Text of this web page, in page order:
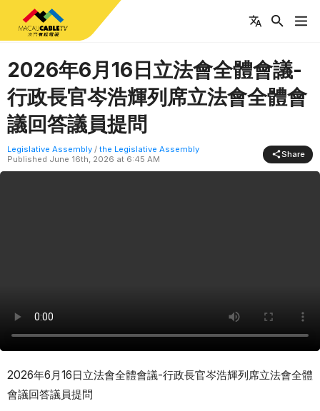
2026年6月16日立法會全體會議-
行政長官岑浩輝列席立法會全體會
議回答議員提問
Legislative Assembly / the Legislative Assembly
Published June 16th, 2026 at 6:45 AM Share
2026年6月16日立法會全體會議-行政長官岑浩輝列席立法會全體
會議回答議員提問